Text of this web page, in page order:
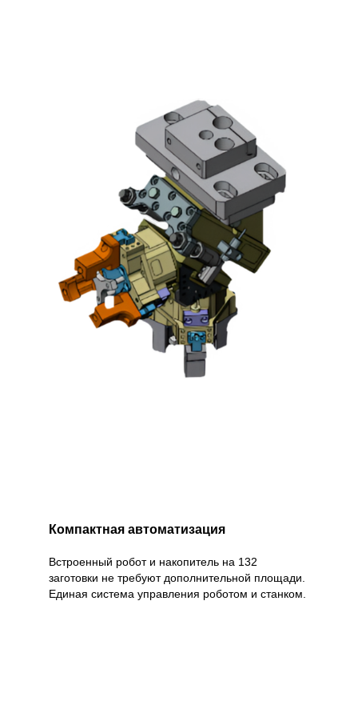
Компактная автоматизация
Встроенный робот и накопитель на 132
заготовки не требуют дополнительной площади.
Единая система управления роботом и станком.